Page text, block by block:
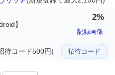
】
2%
記録画像
待コード500円) 招待コード